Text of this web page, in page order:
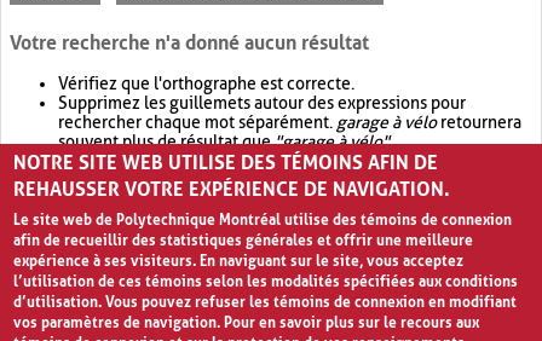
Votre recherche n'a donné aucun résultat
Vérifiez que l'orthographe est correcte.
Supprimez les guillemets autour des expressions pour
rechercher chaque mot séparément. garage à véloretournera
souvent plus de résultat que"garage à vélo".
Envisagez d'élargir votre recherche avec OR.garage OR vélo
retournera souvent plus de résultat quegarage à vélo
NOTRE SITE WEB UTILISE DES TÉMOINS AFIN DE
REHAUSSER VOTRE EXPÉRIENCE DE NAVIGATION.
Le site web de Polytechnique Montréal utilise des témoins de connexion
afin de recueillir des statistiques générales et offrir une meilleure
expérience à ses visiteurs. En naviguant sur le site, vous acceptez
l’utilisation de ces témoins selon les modalités spécifiées aux conditions
d’utilisation. Vous pouvez refuser les témoins de connexion en modifiant
vos paramètres de navigation. Pour en savoir plus sur le recours aux